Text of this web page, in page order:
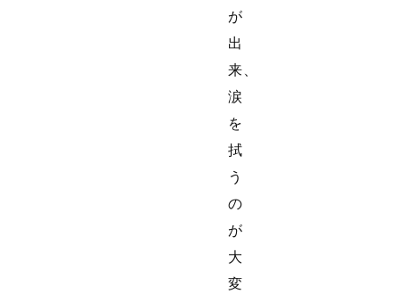
が
出
来、
涙
を
拭
う
の
が
大
変